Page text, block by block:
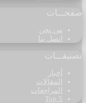
صفحـــات
من نحن
اتصل بنا
تصنيفـــات
أخبار
المقالات
المراجعات
Top 5